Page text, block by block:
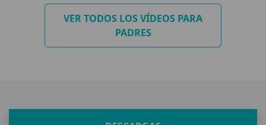
VER TODOS LOS VÍDEOS PARA
PADRES